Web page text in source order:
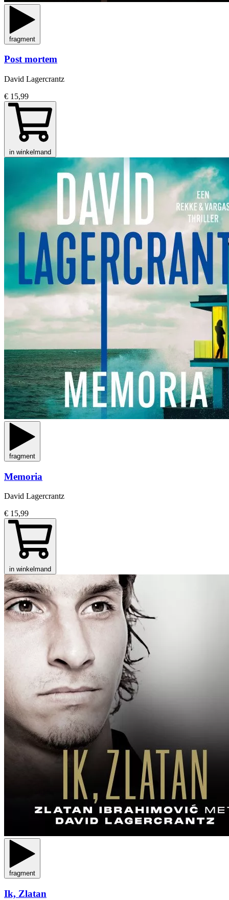
fragment
Post mortem
David Lagercrantz
€ 15,99
in winkelmand
fragment
Memoria
David Lagercrantz
€ 15,99
in winkelmand
fragment
Ik, Zlatan